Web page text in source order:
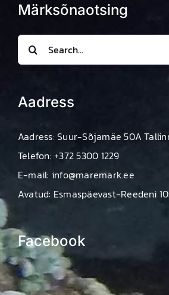
Märksõnaotsing
Search
for:
Aadress
Aadress: Suur-Sõjamäe 50A
Telefon: +372 5300 1229
E-mail: info@maremark.ee
Avatud: Esmaspäevast-Reedeni
Facebook